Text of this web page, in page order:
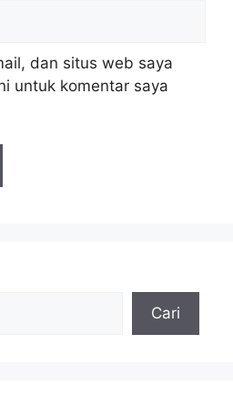
dan situs web saya
untuk komentar saya
Cari